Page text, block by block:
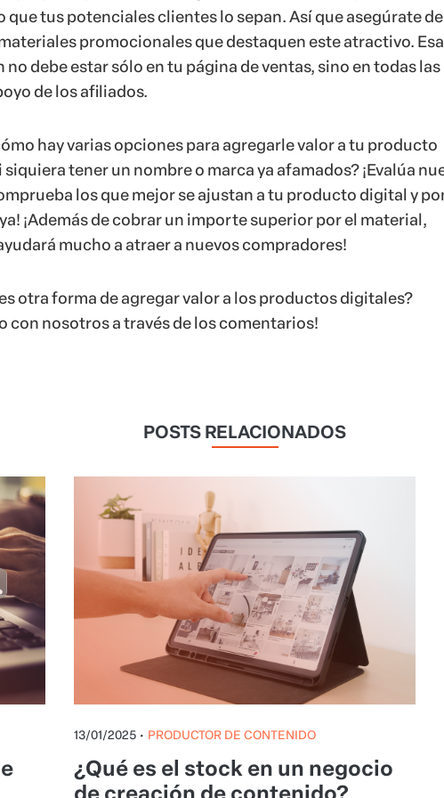
que tus potenciales clientes lo sepan. Así que asegúrate de
promocionales que destaquen este atractivo. Esa
debe estar sólo en tu página de ventas, sino en todas las
de los afiliados.
hay varias opciones para agregarle valor a tu producto
tener un nombre o marca ya afamados? ¡Evalúa
los que mejor se ajustan a tu producto digital y
¡Además de cobrar un importe superior por el material,
mucho a atraer a nuevos compradores!
otra forma de agregar valor a los productos digitales?
con nosotros a través de los comentarios!
POSTS RELACIONADOS
13/01/2025 • PRODUCTOR DE CONTENIDO
¿Qué es el stock en un negocio